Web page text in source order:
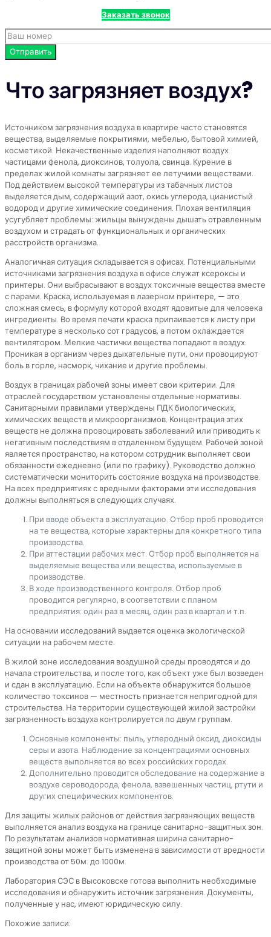
Заказать звонок
Что загрязняет воздух?
Источником загрязнения воздуха в квартире часто становятся
вещества, выделяемые покрытиями, мебелью, бытовой химией,
косметикой. Некачественные изделия наполняют воздух
частицами фенола, диоксинов, толуола, свинца. Курение в
пределах жилой комнаты загрязняет ее летучими веществами.
Под действием высокой температуры из табачных листов
выделяется дым, содержащий азот, окись углерода, цианистый
водород и другие химические соединения. Плохая вентиляция
усугубляет проблемы: жильцы вынуждены дышать отравленным
воздухом и страдать от функциональных и органических
расстройств организма.
Аналогичная ситуация складывается в офисах. Потенциальными
источниками загрязнения воздуха в офисе служат ксероксы и
принтеры. Они выбрасывают в воздух токсичные вещества вместе
с парами. Краска, используемая в лазерном принтере, — это
сложная смесь, в формулу которой входят ядовитые для человека
ингредиенты. Во время печати краска припаивается к листу при
температуре в несколько сот градусов, а потом охлаждается
вентилятором. Мелкие частички вещества попадают в воздух.
Проникая в организм через дыхательные пути, они провоцируют
боль в горле, насморк, чихание и другие проблемы.
Воздух в границах рабочей зоны имеет свои критерии. Для
отраслей государством установлены отдельные нормативы.
Санитарными правилами утверждены ПДК биологических,
химических веществ и микроорганизмов. Концентрация этих
веществ не должна провоцировать заболеваний или приводить к
негативным последствиям в отдаленном будущем. Рабочей зоной
является пространство, на котором сотрудник выполняет свои
обязанности ежедневно (или по графику). Руководство должно
систематически мониторить состояние воздуха на производстве.
На всех предприятиях с вредными факторами эти исследования
должны выполняться в следующих случаях.
При вводе объекта в эксплуатацию. Отбор проб проводится
на те вещества, которые характерны для конкретного типа
производства.
При аттестации рабочих мест. Отбор проб выполняется на
выделяемые вещества или вещества, используемые в
производстве.
В ходе производственного контроля. Отбор проб
проводится регулярно, в соответствии с планом
предприятия: один раз в месяц, один раз в квартал и т.п.
На основании исследований выдается оценка экологической
ситуации на рабочем месте.
В жилой зоне исследования воздушной среды проводятся и до
начала строительства, и после того, как объект уже был возведен
и сдан в эксплуатацию. Если на объекте обнаружится большое
количество токсинов — местность признается непригодной для
строительства. На территории существующей жилой застройки
загрязненность воздуха контролируется по двум группам.
Основные компоненты: пыль, углеродный оксид, диоксиды
серы и азота. Наблюдение за концентрациями основных
веществ выполняется во всех российских городах.
Дополнительно проводится обследование на содержание в
воздухе сероводорода, фенола, взвешенных частиц, ртути и
других специфических компонентов.
Для защиты жилых районов от действия загрязняющих веществ
выполняется анализ воздуха на границе санитарно-защитных зон.
По результатам анализов нормативная ширина санитарно-
защитной зоны может быть изменена в зависимости от вредности
производства от 50м. до 1000м.
Лаборатория СЭС в Высоковске готова выполнить необходимые
исследования и обнаружить источник загрязнения. Документы,
полученные у нас, имеют юридическую силу.
Похожие записи: